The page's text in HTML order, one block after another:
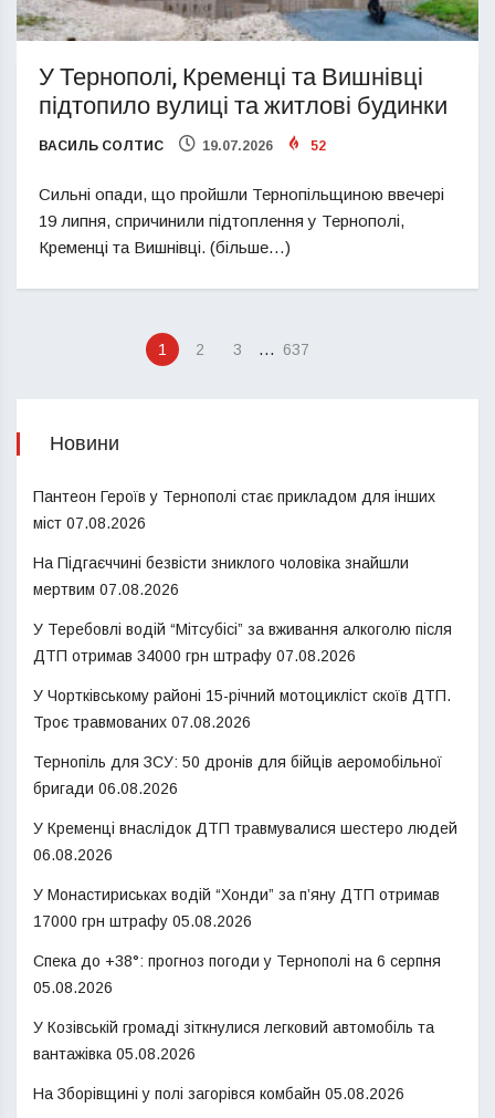
У Тернополі, Кременці та Вишнівці
підтопило вулиці та житлові будинки
ВАСИЛЬ СОЛТИС 19.07.2026 52
Сильні опади, що пройшли Тернопільщиною ввечері
19 липня, спричинили підтоплення у Тернополі,
Кременці та Вишнівці. (більше…)
1 2 3 … 637
Новини
Пантеон Героїв у Тернополі стає прикладом для інших
міст 07.08.2026
На Підгаєччині безвісти зниклого чоловіка знайшли
мертвим 07.08.2026
У Теребовлі водій “Мітсубісі” за вживання алкоголю після
ДТП отримав 34000 грн штрафу 07.08.2026
У Чортківському районі 15-річний мотоцикліст скоїв ДТП.
Троє травмованих 07.08.2026
Тернопіль для ЗСУ: 50 дронів для бійців аеромобільної
бригади 06.08.2026
У Кременці внаслідок ДТП травмувалися шестеро людей
06.08.2026
У Монастириськах водій “Хонди” за п’яну ДТП отримав
17000 грн штрафу 05.08.2026
Спека до +38°: прогноз погоди у Тернополі на 6 серпня
05.08.2026
У Козівській громаді зіткнулися легковий автомобіль та
вантажівка 05.08.2026
На Зборівщині у полі загорівся комбайн 05.08.2026